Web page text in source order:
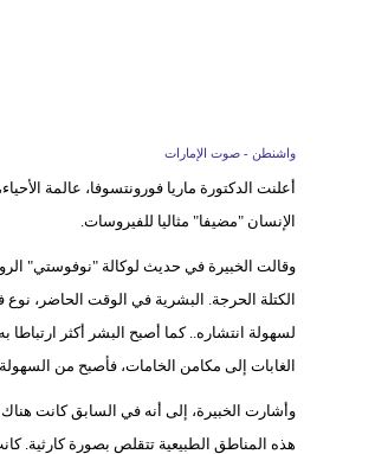
واشنطن - صوت الإمارات
أعلنت الدكتورة ماريا فورونتسوفا، عالمة
الإنسان "مضيفا" مثاليا للفيروسات.
وقالت الخبيرة في حديث لوكالة "نوفوستي"
الكتلة الحرجة. البشرية في الوقت الحاضر،
لسهولة انتشاره.. كما أصبح البشر أكثر
الغابات إلى مكامن الخامات، فأصبح من
وأشارت الخبيرة، إلى أنه في السابق كانت
هذه المناطق الطبيعية تتقلص بصورة كارثية.